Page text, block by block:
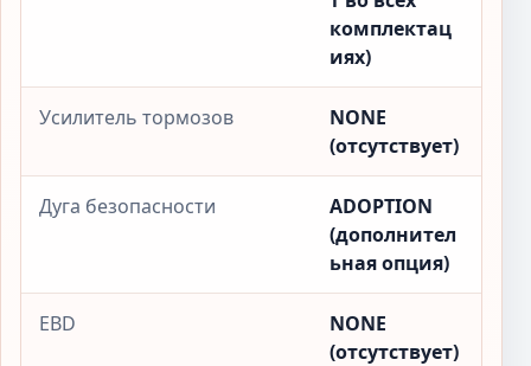
комплектац
иях)
Усилитель тормозов
NONE
(отсутствует)
Дуга безопасности
ADOPTION
(дополнител
ьная опция)
EBD
NONE
(отсутствует)